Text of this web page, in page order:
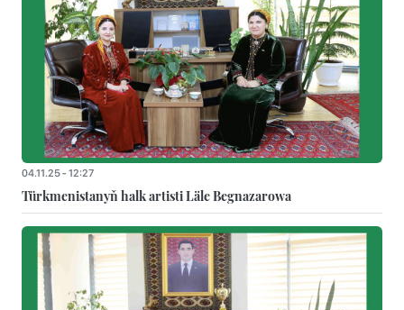
04.11.25 - 12:27
Türkmenistanyň halk artisti Läle Begnazarowa